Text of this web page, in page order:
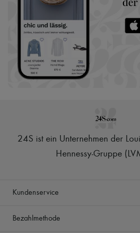
24S ist ein Unternehmen der
Hennessy-Gruppe
Kundenservice
Bezahlmethode